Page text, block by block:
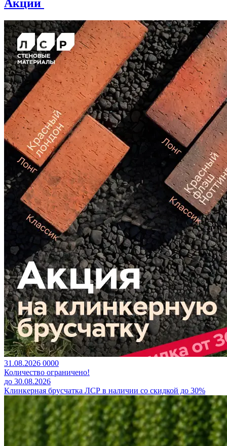
Акции
31.08.2026 0000
Количество ограничено!
до 30.08.2026
Клинкерная брусчатка ЛСР в наличии со скидкой до 30%